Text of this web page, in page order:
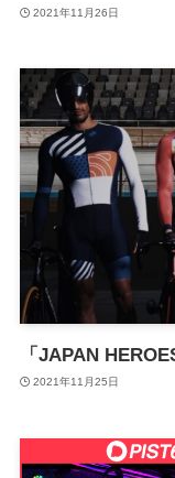
2021年11月26日
「JAPAN
2021年11月25日